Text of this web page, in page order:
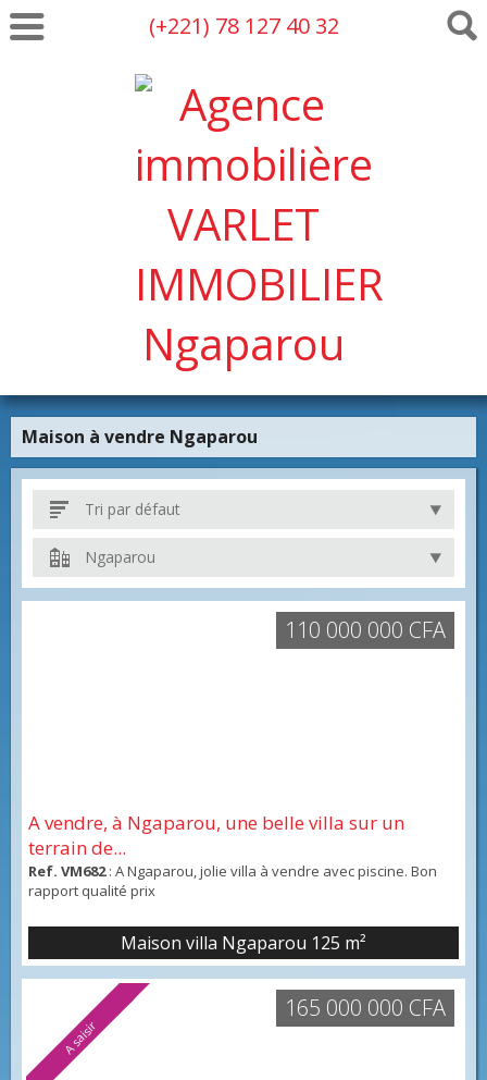
(+221) 78 127 40 32
Maison à vendre Ngaparou
Tri par défaut
Ngaparou
A vendre, à Ngaparou, une belle villa sur un
terrain de...
Ref. VM682: A Ngaparou, jolie villa à vendre avec piscine. Bon
rapport qualité prix
Maison villa Ngaparou 125 m²
110 000 000 CFA
A saisir
165 000 000 CFA